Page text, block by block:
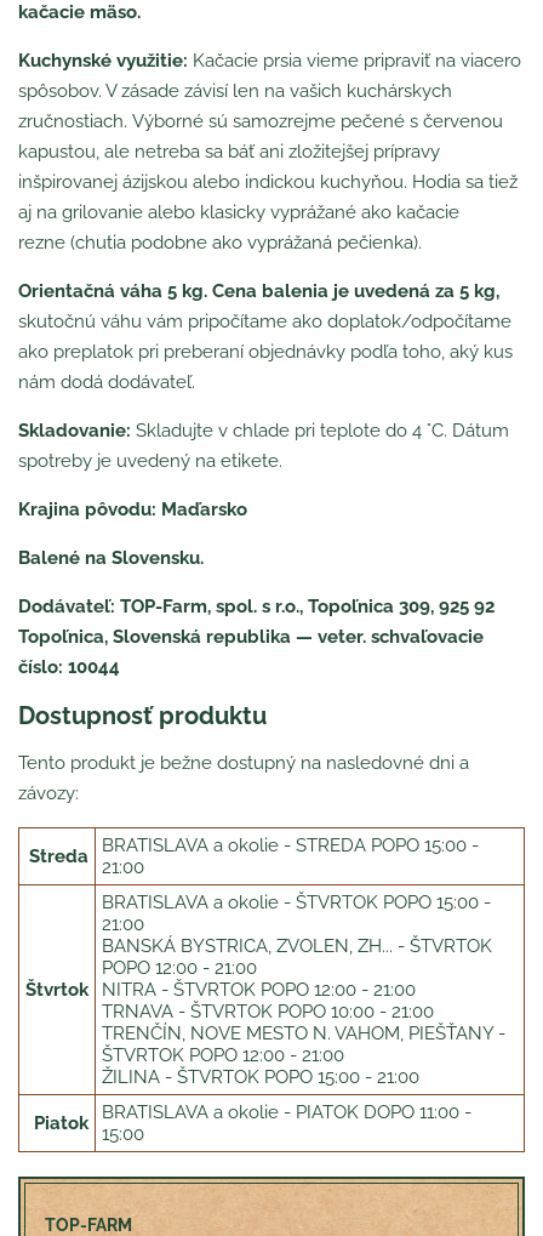
kačacie mäso.
Kuchynské využitie: Kačacie prsia vieme pripraviť na viacero
spôsobov. V zásade závisí len na vašich kuchárskych
zručnostiach. Výborné sú samozrejme pečené s červenou
kapustou, ale netreba sa báť ani zložitejšej prípravy
inšpirovanej ázijskou alebo indickou kuchyňou. Hodia sa tiež
aj na grilovanie alebo klasicky vyprážané ako kačacie
rezne (chutia podobne ako vyprážaná pečienka).
Orientačná váha 5 kg. Cena balenia je uvedená za 5 kg,
skutočnú váhu vám pripočítame ako doplatok/odpočítame
ako preplatok pri preberaní objednávky podľa toho, aký kus
nám dodá dodávateľ.
Skladovanie: Skladujte v chlade pri teplote do 4 °C. Dátum
spotreby je uvedený na etikete.
Krajina pôvodu: Maďarsko
Balené na Slovensku.
Dodávateľ: TOP-Farm, spol. s r.o., Topoľnica 309, 925 92
Topoľnica, Slovenská republika — veter. schvaľovacie
číslo: 10044
Dostupnosť produktu
Tento produkt je bežne dostupný na nasledovné dni a
závozy:
Streda
BRATISLAVA a okolie - STREDA POPO 15:00 -
21:00
Štvrtok
BRATISLAVA a okolie - ŠTVRTOK POPO 15:00 -
21:00
BANSKÁ BYSTRICA, ZVOLEN, ZH... - ŠTVRTOK
POPO 12:00 - 21:00
NITRA - ŠTVRTOK POPO 12:00 - 21:00
TRNAVA - ŠTVRTOK POPO 10:00 - 21:00
TRENČÍN, NOVE MESTO N. VAHOM, PIEŠŤANY -
ŠTVRTOK POPO 12:00 - 21:00
ŽILINA - ŠTVRTOK POPO 15:00 - 21:00
Piatok
BRATISLAVA a okolie - PIATOK DOPO 11:00 -
15:00
TOP-FARM